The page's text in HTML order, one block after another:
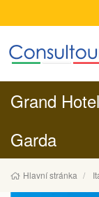
Grand
Garda
Hlavní stránka